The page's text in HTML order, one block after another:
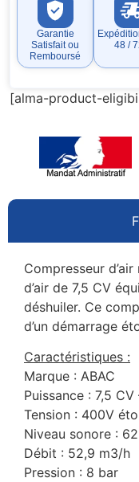
Garantie
Satisfait ou
Remboursé
48 /
[alma-product-
Compresseur
d’air de 7,5 CV
déshuiler. Ce
d’un démarrage
Caractéristiques :
Marque : ABAC
Puissance : 7,5
Tension : 400V
Niveau sonore :
Débit : 52,9 m3/h
Pression : 8 bar